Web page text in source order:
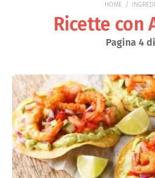
HOME
Ricette con
Pagina 4